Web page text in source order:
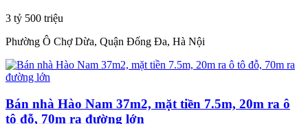
3 tỷ 500 triệu
Phường Ô Chợ Dừa, Quận Đống Đa, Hà Nội
Bán nhà Hào Nam 37m2, mặt tiền 7.5m, 20m ra ô
tô đỗ, 70m ra đường lớn